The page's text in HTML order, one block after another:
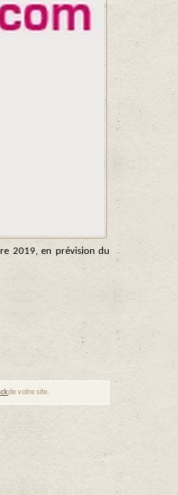
2019, en prévision du
de votre site.